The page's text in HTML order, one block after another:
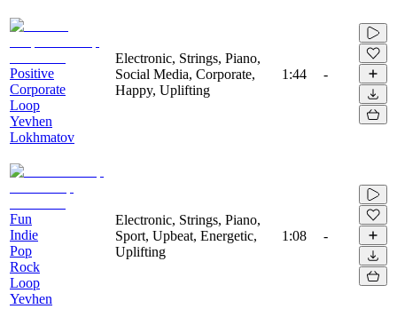
Positive
Corporate
Loop
Yevhen
Lokhmatov
Electronic, Strings, Piano,
Social Media, Corporate,
Happy, Uplifting
1:44 -
Fun
Indie
Pop
Rock
Loop
Yevhen
Electronic, Strings, Piano,
Sport, Upbeat, Energetic,
Uplifting
1:08 -